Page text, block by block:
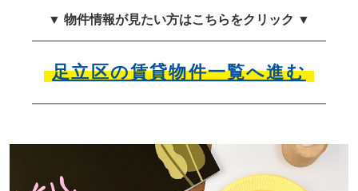
▼ 物件情報が見たい方はこちらをクリック ▼
足立区の賃貸物件一覧へ進む